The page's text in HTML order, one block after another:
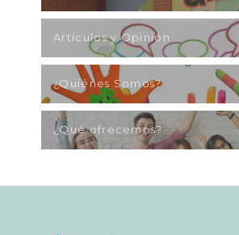
Artículos y Opinión
¿Quiénes Somos?
¿Qué ofrecemos?